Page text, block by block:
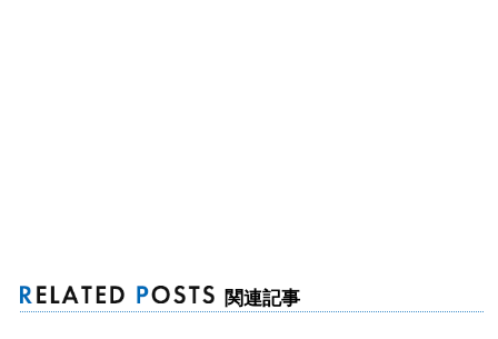
関連記事